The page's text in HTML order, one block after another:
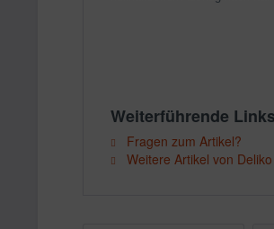
Weiterführende
Fragen zum Artikel?
Weitere Artikel von